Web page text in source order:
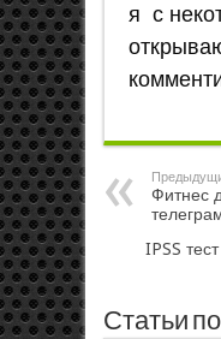
я с
Фитнес
IPSS
Статьи